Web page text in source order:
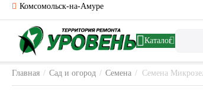
Комсомольск-на-Амуре
Каталог
Главная / Сад и огород / Семена / Семена